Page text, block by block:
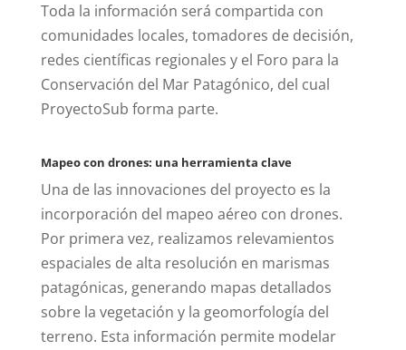
Toda la información será compartida con
comunidades locales, tomadores de decisión,
redes científicas regionales y el Foro para la
Conservación del Mar Patagónico, del cual
ProyectoSub forma parte.
Mapeo con drones: una herramienta clave
Una de las innovaciones del proyecto es la
incorporación del mapeo aéreo con drones.
Por primera vez, realizamos relevamientos
espaciales de alta resolución en marismas
patagónicas, generando mapas detallados
sobre la vegetación y la geomorfología del
terreno. Esta información permite modelar